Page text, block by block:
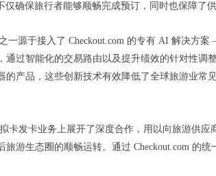
确保旅行者能够顺畅完成预订，同时也保障了
一源于接入了 Checkout.com 的专有 AI 解决方
通过智能化的交易路由以及提升绩效的针对性调
的产品，这些创新技术有效降低了全球旅游业常
卡发卡业务上展开了深度合作，用以向旅游供
游生态圈的顺畅运转。通过 Checkout.com 的统